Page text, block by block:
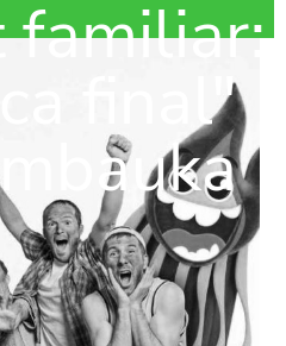
familiar:
final"